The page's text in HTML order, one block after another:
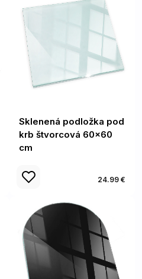
Sklenená podložka pod
krb štvorcová 60x60
cm
24.99 €